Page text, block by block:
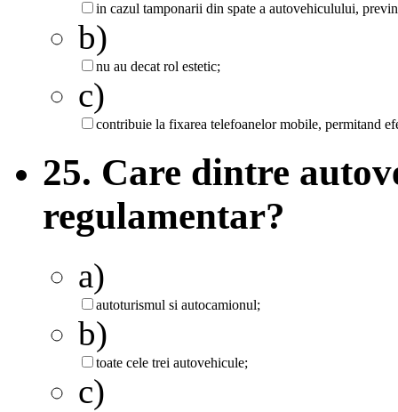
in cazul tamponarii din spate a autovehiculului,
b)
nu au decat rol estetic;
c)
contribuie la fixarea telefoanelor mobile, permitand
25. Care dintre
regulamentar?
a)
autoturismul si autocamionul;
b)
toate cele trei autovehicule;
c)